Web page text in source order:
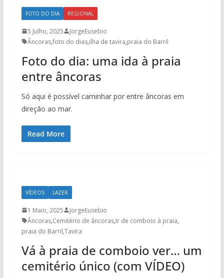
FOTO DO DIA REGIONAL
5 Julho, 2025
JorgeEusebio
Âncoras,foto do dias,ilha de tavira,praia do Barril
Foto do dia: uma ida à praia
entre âncoras
Só aqui é possível caminhar por entre âncoras em
direção ao mar.
Read More
VÍDEOS LAZER
1 Maio, 2025
JorgeEusebio
Âncoras,Cemitério de âncoras,Ir de comboio à praia,
praia do Barril,Tavira
Vá à praia de comboio ver… um
cemitério único (com VÍDEO)